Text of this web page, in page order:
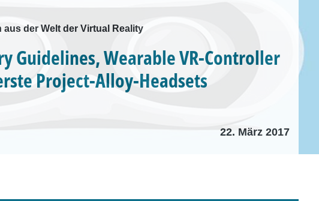
der Welt der Virtual Reality
Guidelines, Wearable VR-Controller
Project-Alloy-Headsets
22. März 2017